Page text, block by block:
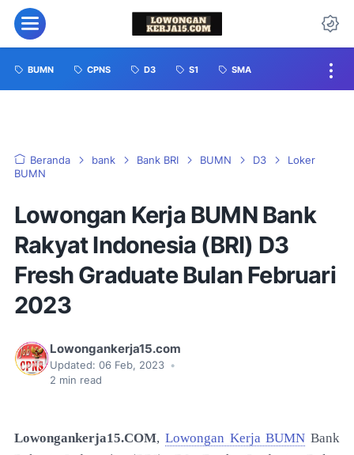
BUMN CPNS D3 S1 SMA
Beranda bank Bank BRI BUMN D3
Loker
BUMN
Lowongan Kerja BUMN Bank
Rakyat Indonesia (BRI) D3
Fresh Graduate Bulan Februari
2023
Lowongankerja15.com
Updated: 06 Feb, 2023 •
2 min read
Lowongankerja15.COM, Lowongan Kerja BUMN Bank